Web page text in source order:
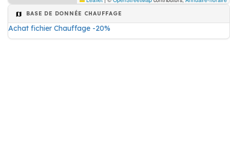
BASE DE DONNÉE CHAUFFAGE
Achat fichier Chauffage -20%